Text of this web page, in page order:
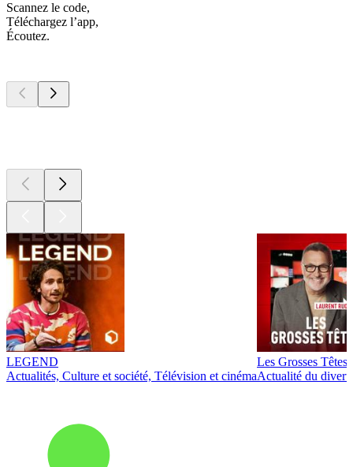
Scannez le code,
Téléchargez l’app,
Écoutez.
LEGEND
Actualités, Culture et société, Télévision et cinéma
Les Grosses Têtes
Actualité du